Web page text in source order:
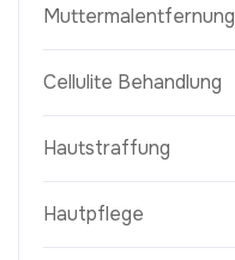
Muttermalentfernung
Cellulite Behandlung
Hautstraffung
Hautpflege